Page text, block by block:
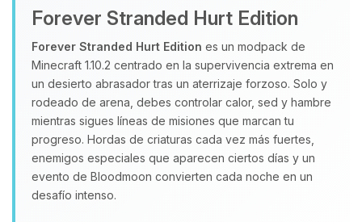
Forever Stranded Hurt Edition
Forever Stranded Hurt Edition es un modpack de
Minecraft 1.10.2 centrado en la supervivencia extrema en
un desierto abrasador tras un aterrizaje forzoso. Solo y
rodeado de arena, debes controlar calor, sed y hambre
mientras sigues líneas de misiones que marcan tu
progreso. Hordas de criaturas cada vez más fuertes,
enemigos especiales que aparecen ciertos días y un
evento de Bloodmoon convierten cada noche en un
desafío intenso.
07/08/2026 07:13